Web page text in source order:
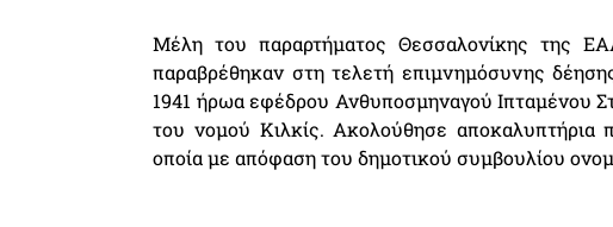
Μέλη του παραρτήματος Θεσσαλονίκης της
παραβρέθηκαν στη τελετή επιμνημόσυνης
1941 ήρωα εφέδρου Ανθυποσμηναγού Ιπταμένου
του νομού Κιλκίς. Ακολούθησε αποκαλυπτήρια
οποία με απόφαση του δημοτικού συμβουλίου